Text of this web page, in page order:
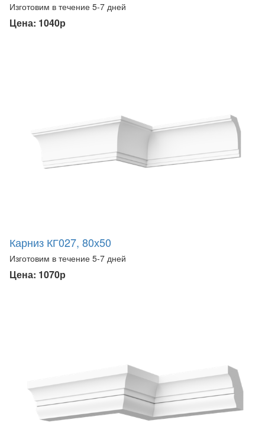
Изготовим в течение 5-7 дней
Цена: 1040р
Карниз КГ027, 80х50
Изготовим в течение 5-7 дней
Цена: 1070р